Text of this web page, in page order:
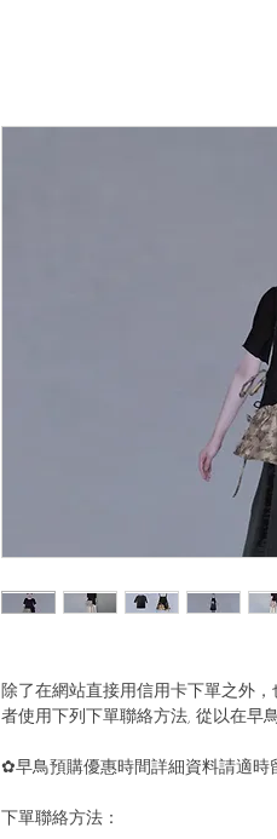
除了在網站直接用信用卡下單之外
者使用下列下單聯絡方法, 從以在早
✿早鳥預購優惠時間詳細資料請適時
下單聯絡方法：